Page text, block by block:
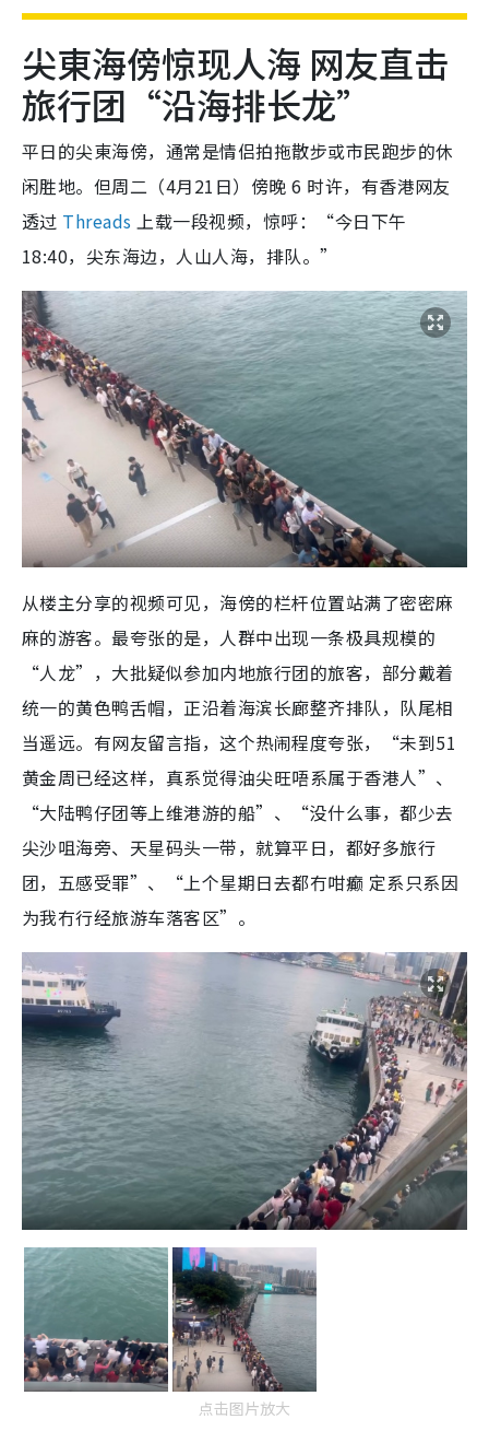
尖東海傍惊现人海 网友直击
旅行团“沿海排长龙”
平日的尖東海傍，通常是情侣拍拖散步或市民跑步的休
闲胜地。但周二（4月21日）傍晚 6 时许，有香港网友
透过 Threads上载一段视频，惊呼：“今日下午
18:40，尖东海边，人山人海，排队。”
从楼主分享的视频可见，海傍的栏杆位置站满了密密麻
麻的游客。最夸张的是，人群中出现一条极具规模的
“人龙”，大批疑似参加内地旅行团的旅客，部分戴着
统一的黄色鸭舌帽，正沿着海滨长廊整齐排队，队尾相
当遥远。有网友留言指，这个热闹程度夸张，“未到51
黄金周已经这样，真系觉得油尖旺唔系属于香港人”、
“大陆鸭仔团等上维港游的船”、“没什么事，都少去
尖沙咀海旁、天星码头一带，就算平日，都好多旅行
团，五感受罪”、“上个星期日去都冇咁癫 定系只系因
为我冇行经旅游车落客区”。
点击图片放大